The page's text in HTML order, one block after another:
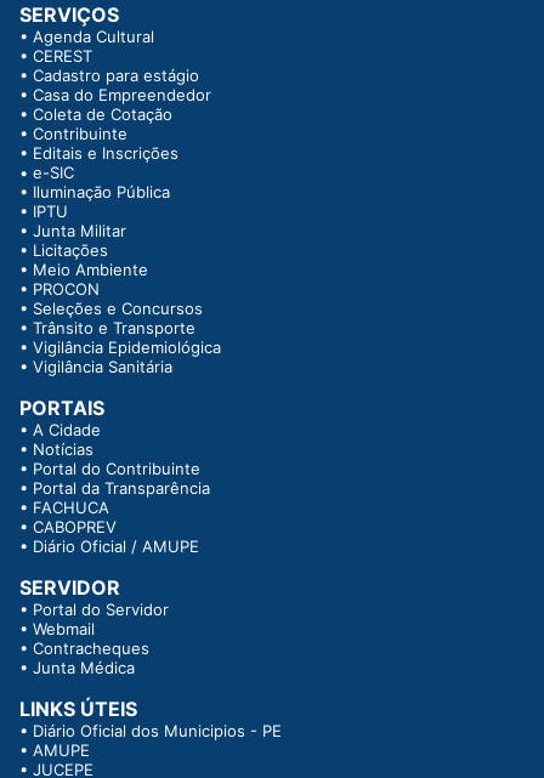
SERVIÇOS
• Agenda Cultural
• CEREST
• Cadastro para estágio
• Casa do Empreendedor
• Coleta de Cotação
• Contribuinte
• Editais e Inscrições
• e-SIC
• Iluminação Pública
• IPTU
• Junta Militar
• Licitações
• Meio Ambiente
• PROCON
• Seleções e Concursos
• Trânsito e Transporte
• Vigilância Epidemiológica
• Vigilância Sanitária
PORTAIS
• A Cidade
• Notícias
• Portal do Contribuinte
• Portal da Transparência
• FACHUCA
• CABOPREV
• Diário Oficial / AMUPE
SERVIDOR
• Portal do Servidor
• Webmail
• Contracheques
• Junta Médica
LINKS ÚTEIS
• Diário Oficial dos Municipios - PE
• AMUPE
• JUCEPE